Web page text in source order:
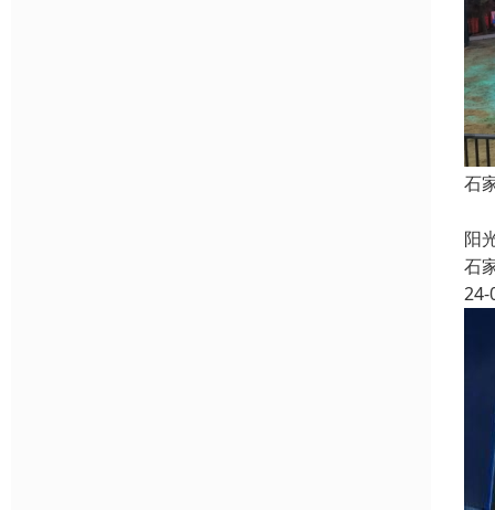
石
阳
石
24-